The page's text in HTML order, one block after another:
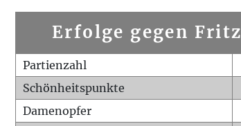
Erfolge gegen Fritz
Partienzahl
Schönheitspunkte
Damenopfer